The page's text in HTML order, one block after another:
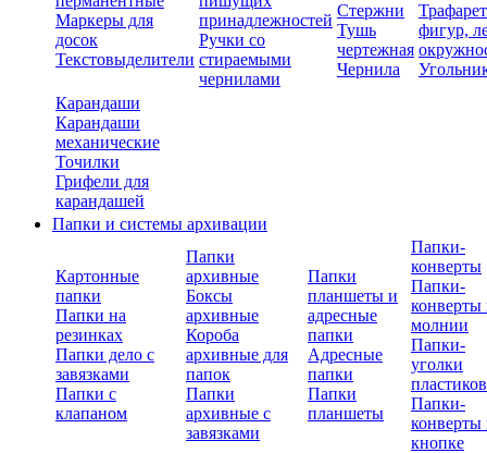
Маркеры для
досок
Текстовыделители
принадлежностей
Ручки со
стираемыми
чернилами
Стержни
Тушь
чертежная
Чернила
фигур,
Карандаши
Карандаши
механические
Точилки
Грифели для
карандашей
Папки и системы архивации
Картонные
папки
Папки на
резинках
Папки дело с
завязками
Папки с
клапаном
Папки
архивные
Боксы
архивные
Короба
архивные для
папок
Папки
архивные с
завязками
Папки
планшеты и
адресные
папки
Адресные
папки
Папки
планшеты
Папки-
конверты
Папки-
конверты
молнии
Папки-
уголки
Папки-
конверты
кнопке